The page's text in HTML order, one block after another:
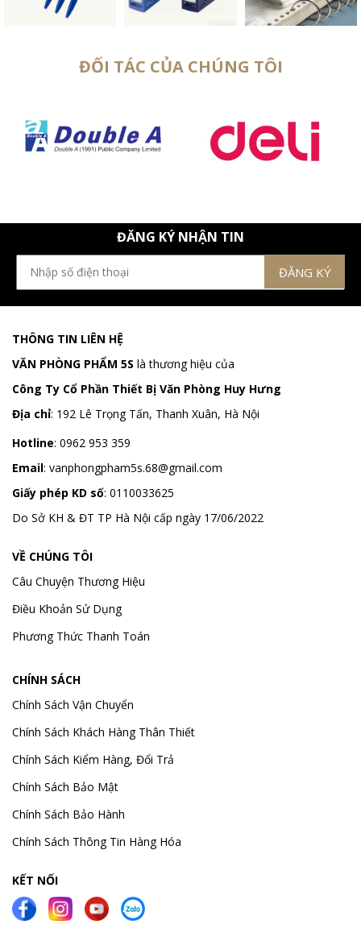
ĐỐI TÁC CỦA CHÚNG TÔI
ĐĂNG KÝ NHẬN TIN
THÔNG TIN LIÊN HỆ
VĂN PHÒNG PHẨM 5S là thương hiệu của
Công Ty Cổ Phần Thiết Bị Văn Phòng Huy Hưng
Địa chỉ: 192 Lê Trọng Tấn, Thanh Xuân, Hà Nội
Hotline: 0962 953 359
Email: vanphongpham5s.68@gmail.com
Giấy phép KD số: 0110033625
Do Sở KH & ĐT TP Hà Nội cấp ngày 17/06/2022
VỀ CHÚNG TÔI
Câu Chuyện Thương Hiệu
Điều Khoản Sử Dụng
Phương Thức Thanh Toán
CHÍNH SÁCH
Chính Sách Vận Chuyển
Chính Sách Khách Hàng Thân Thiết
Chính Sách Kiểm Hàng, Đổi Trả
Chính Sách Bảo Mật
Chính Sách Bảo Hành
Chính Sách Thông Tin Hàng Hóa
KẾT NỐI